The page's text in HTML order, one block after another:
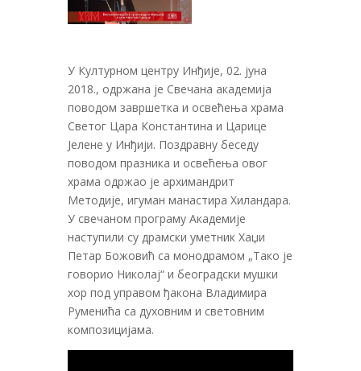
У Културном центру Инђије, 02. јуна
2018., одржана је Свечана академија
поводом завршетка и освећења храма
Светог Цара Константина и Царице
Јелене у Инђији. Поздравну беседу
поводом празника и освећења овог
храма одржао је архимандрит
Методије, игуман манастира Хиландара.
У свечаном програму Академије
наступили су драмски уметник Хаџи
Петар Божовић са монодрамом „Тако је
говорио Николај“ и београдски мушки
хор под управом ђакона Владимира
Руменића са духовним и световним
композицијама.